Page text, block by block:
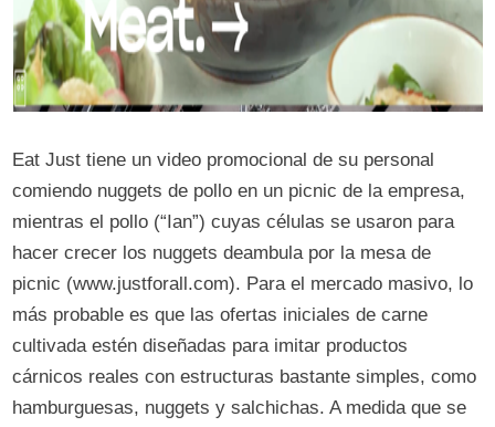
Eat Just tiene un video promocional de su personal
comiendo nuggets de pollo en un picnic de la empresa,
mientras el pollo (“Ian”) cuyas células se usaron para
hacer crecer los nuggets deambula por la mesa de
picnic (www.justforall.com). Para el mercado masivo, lo
más probable es que las ofertas iniciales de carne
cultivada estén diseñadas para imitar productos
cárnicos reales con estructuras bastante simples, como
hamburguesas, nuggets y salchichas. A medida que se